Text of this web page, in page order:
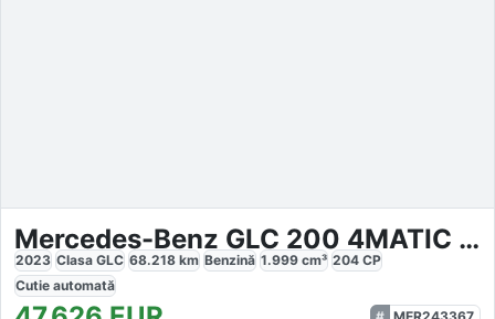
Mercedes-Benz GLC 200 4MATIC AMG Line Advanced
2023 Clasa GLC 68.218 km Benzină 1.999 cm³ 204 CP
Cutie automată